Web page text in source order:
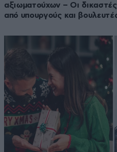
αξιωματούχων – Οι
από υπουργούς και